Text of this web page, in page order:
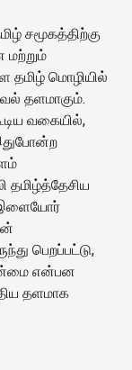
சமூகத்திற்கு
மற்றும்
தமிழ் மொழியில்
தளமாகும்.
வகையில்,
இளையோர்
பெறப்பட்டு,
என்பன
தளமாக